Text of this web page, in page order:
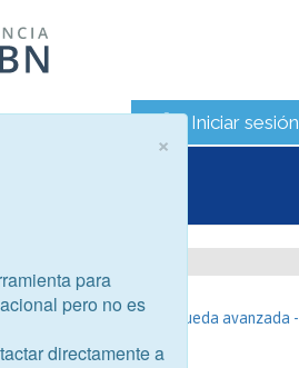
Iniciar sesión
- Búsqueda avanzada -
×
para
pero no es
directamente a